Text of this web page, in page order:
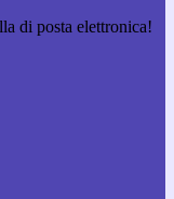
di posta elettronica!